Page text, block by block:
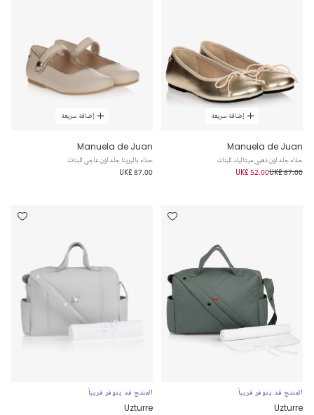
إضافة سريعة
Manuela de Juan
حذاء جلد لون ذهبي ميتاليك للبنات
UK£ 87.00
UK£ 52.00
إضافة سريعة
Manuela de Juan
حذاء باليرينا جلد لون عاجي للبنات
UK£ 87.00
المنتج قد يتوفر قريباً
Uzturre
المنتج قد يتوفر قريباً
Uzturre